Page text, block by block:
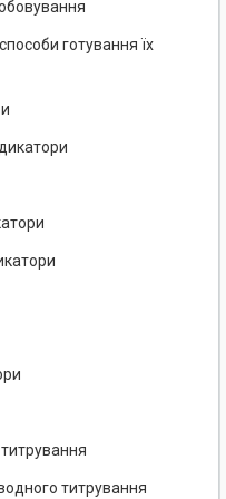
готування їх
титрування